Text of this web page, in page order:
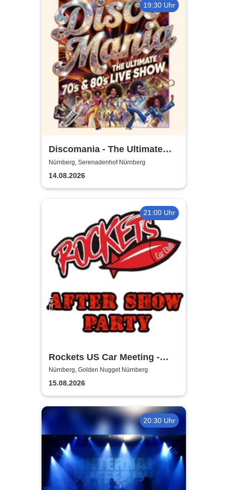
19:30 Uhr
Discomania - The Ultimate
70s & 80s Live Show
Nürnberg, Serenadenhof Nürnberg
14.08.2026
21:00 Uhr
Rockets US Car Meeting -
Aftershow Party
Nürnberg, Golden Nugget Nürnberg
15.08.2026
20:30 Uhr